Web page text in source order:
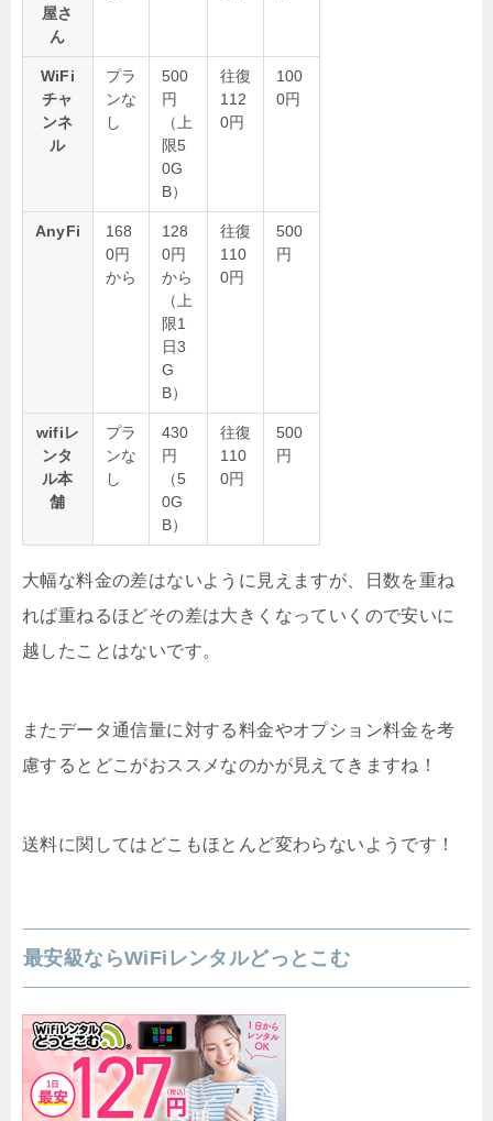
屋さ
ん
WiFi
チャ
ンネ
ル
プラ
ンな
し
500
円
（上
限5
0G
B）
往復
112
0円
100
0円
AnyFi
168
0円
から
128
0円
から
（上
限1
日3
G
B）
往復
110
0円
500
円
wifiレ
ンタ
ル本
舗
プラ
ンな
し
430
円
（5
0G
B）
往復
110
0円
500
円
大幅な料金の差はないように見えますが、日数を重ね
れば重ねるほどその差は大きくなっていくので安いに
越したことはないです。
またデータ通信量に対する料金やオプション料金を考
慮するとどこがおススメなのかが見えてきますね！
送料に関してはどこもほとんど変わらないようです！
最安級ならWiFiレンタルどっとこむ